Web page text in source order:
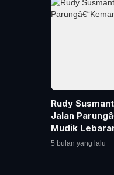
Rudy
Jalan
Mudik
5 bulan yang lalu